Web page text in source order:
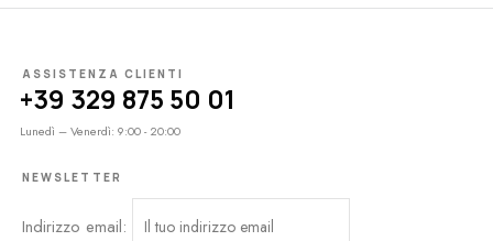
ASSISTENZA CLIENTI
+39 329 875 50 01
Lunedì – Venerdì: 9:00 - 20:00
NEWSLETTER
Indirizzo email: